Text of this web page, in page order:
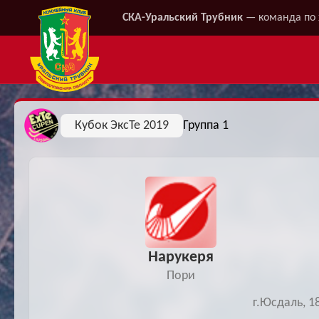
СКА-Уральский Трубник — команда по
Кубок ЭксТе 2019 Группа 1
Нарукеря
Пори
г.Юсдаль,